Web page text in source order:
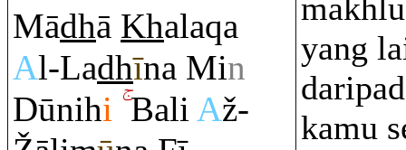
Mādhā Khalaqa
Al-Ladhīna Min
Dūnihi Bali Až-
yang
kamu